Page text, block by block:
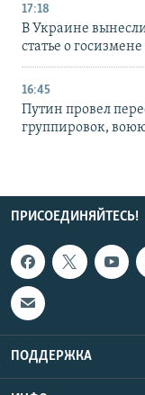
17:18
В Украине
статье о
16:45
Путин провел
группировок,
ПРИСОЕДИНЯЙТЕСЬ!
ПОДДЕРЖКА